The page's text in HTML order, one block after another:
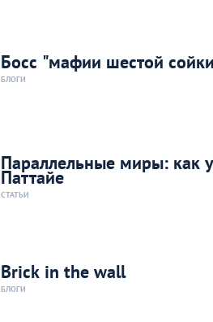
Босс "мафии шестой
БЛОГИ
Параллельные миры: как
Паттайе
СТАТЬИ
Brick in the wall
БЛОГИ